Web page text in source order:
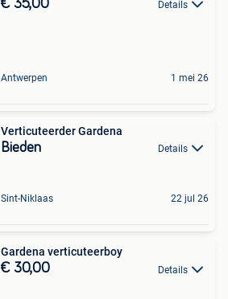
€ 35,00 Details
Antwerpen 1 mei 26
Verticuteerder Gardena
Bieden Details
Sint-Niklaas 22 jul 26
Gardena verticuteerboy
€ 30,00 Details